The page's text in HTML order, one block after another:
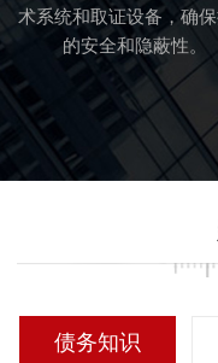
术系统和取证设备，确
的安全和隐蔽性。
债务知识